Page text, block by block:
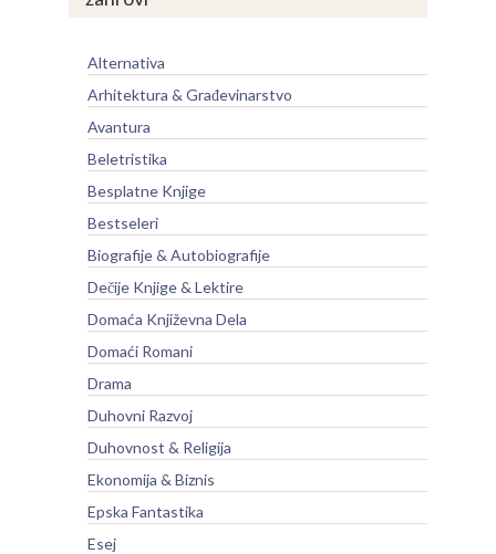
Alternativa
Arhitektura & Građevinarstvo
Avantura
Beletristika
Besplatne Knjige
Bestseleri
Biografije & Autobiografije
Dečije Knjige & Lektire
Domaća Književna Dela
Domaći Romani
Drama
Duhovni Razvoj
Duhovnost & Religija
Ekonomija & Biznis
Epska Fantastika
Esej